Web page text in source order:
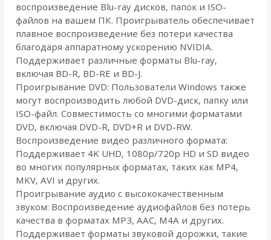
воспроизведение Blu-ray дисков, папок и ISO-
файлов на вашем ПК. Проигрыватель обеспечивает
плавное воспроизведение без потери качества
благодаря аппаратному ускорению NVIDIA.
Поддерживает различные форматы Blu-ray,
включая BD-R, BD-RE и BD-J.
Проигрывание DVD: Пользователи Windows также
могут воспроизводить любой DVD-диск, папку или
ISO-файл. Совместимость со многими форматами
DVD, включая DVD-R, DVD+R и DVD-RW.
Воспроизведение видео различного формата:
Поддерживает 4K UHD, 1080p/720p HD и SD видео
во многих популярных форматах, таких как MP4,
MKV, AVI и других.
Проигрывание аудио с высококачественным
звуком: Воспроизведение аудиофайлов без потерь
качества в форматах MP3, AAC, M4A и других.
Поддерживает форматы звуковой дорожки, такие